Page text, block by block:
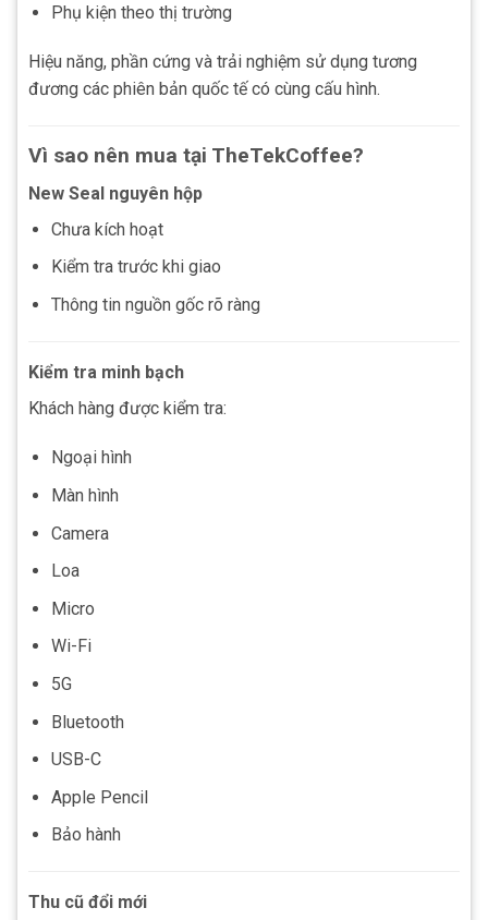
Phụ kiện theo thị trường
Hiệu năng, phần cứng và trải nghiệm sử dụng tương
đương các phiên bản quốc tế có cùng cấu hình.
Vì sao nên mua tại TheTekCoffee?
New Seal nguyên hộp
Chưa kích hoạt
Kiểm tra trước khi giao
Thông tin nguồn gốc rõ ràng
Kiểm tra minh bạch
Khách hàng được kiểm tra:
Ngoại hình
Màn hình
Camera
Loa
Micro
Wi-Fi
5G
Bluetooth
USB-C
Apple Pencil
Bảo hành
Thu cũ đổi mới